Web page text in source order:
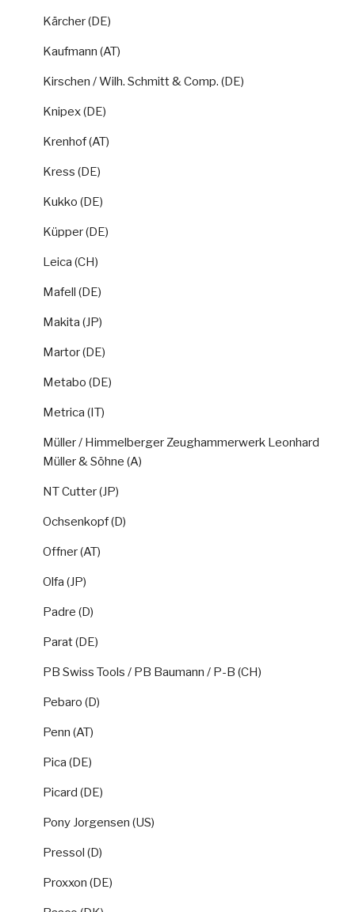
Kärcher (DE)
Kaufmann (AT)
Kirschen / Wilh. Schmitt & Comp. (DE)
Knipex (DE)
Krenhof (AT)
Kress (DE)
Kukko (DE)
Küpper (DE)
Leica (CH)
Mafell (DE)
Makita (JP)
Martor (DE)
Metabo (DE)
Metrica (IT)
Müller / Himmelberger Zeughammerwerk Leonhard
Müller & Söhne (A)
NT Cutter (JP)
Ochsenkopf (D)
Offner (AT)
Olfa (JP)
Padre (D)
Parat (DE)
PB Swiss Tools / PB Baumann / P-B (CH)
Pebaro (D)
Penn (AT)
Pica (DE)
Picard (DE)
Pony Jorgensen (US)
Pressol (D)
Proxxon (DE)